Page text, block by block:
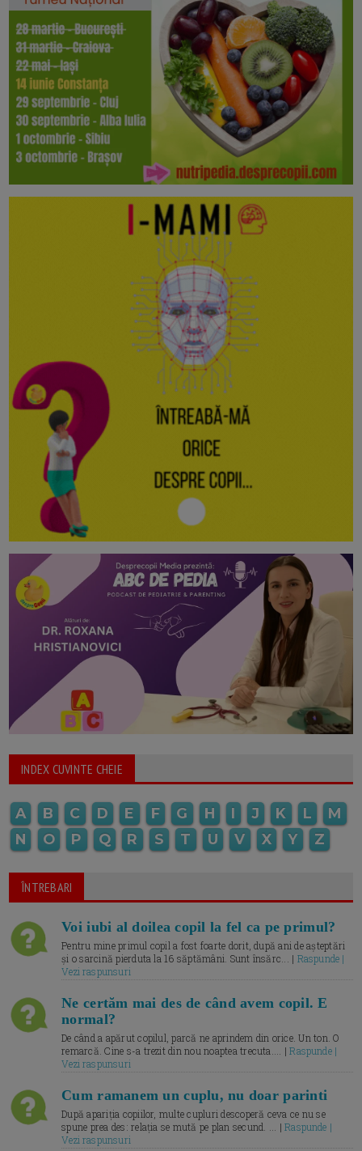
INDEX CUVINTE CHEIE
A B C D E F G H I J K L
M
N
O P Q R S T U V X Y Z
ÎNTREBARI
Voi iubi al doilea copil la fel ca pe primul?
Pentru mine primul copil a fost foarte dorit, după ani de așteptări
și o sarcină pierduta la 16 săptămâni. Sunt însărc... | Raspunde |
Vezi raspunsuri
Ne certăm mai des de când avem copil. E
normal?
De când a apărut copilul, parcă ne aprindem din orice. Un ton. O
remarcă. Cine s-a trezit din nou noaptea trecuta.... |Raspunde |
Vezi raspunsuri
Cum ramanem un cuplu, nu doar parinti
După apariția copiilor, multe cupluri descoperă ceva ce nu se
spune prea des: relația se mută pe plan secund. ... |Raspunde |
Vezi raspunsuri